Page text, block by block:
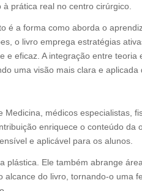
prática real no centro cirúrgico.
é a forma como aborda o
o livro emprega estratégias
e eficaz. A integração entre
uma visão mais clara e aplicada
médicos especialistas,
enriquece o conteúdo da
e aplicável para os alunos.
Ele também abrange
do livro, tornando-o uma